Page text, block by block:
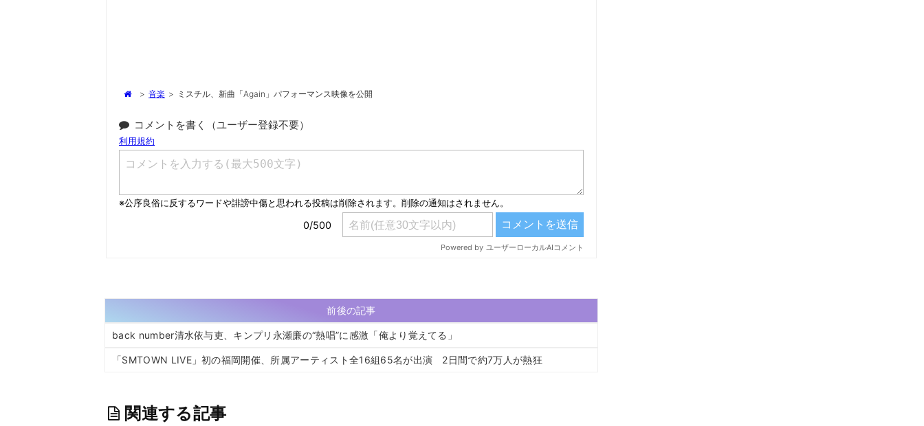
> 音楽 > ミスチル、新曲「Again」パフォーマンス映像を公開
コメントを書く（ユーザー登録不要）
前後の記事
back number清水依与吏、キンプリ永瀬廉の“熱唱”に感激「俺より覚えてる」
「SMTOWN LIVE」初の福岡開催、所属アーティスト全16組65名が出演 2日間で約7万人が熱狂
関連する記事